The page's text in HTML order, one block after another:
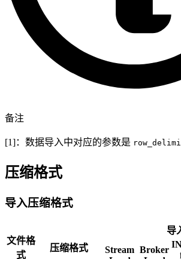
备注
[1]：数据导入中对应的参数是
压缩格式
导入压缩格式
文件格
式
压缩格式
导
Stream Broker